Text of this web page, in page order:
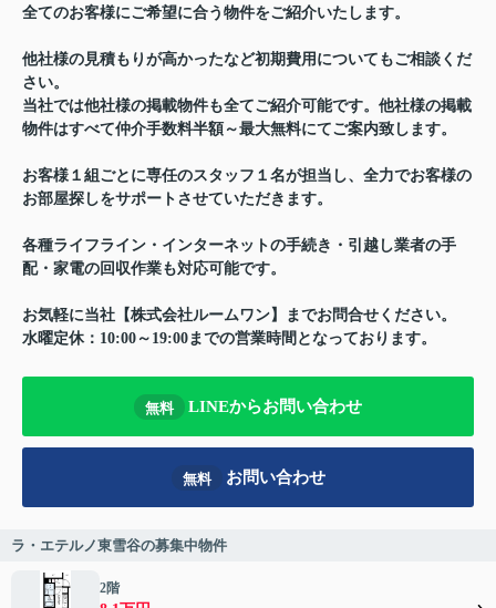
全てのお客様にご希望に合う物件をご紹介いたします。
他社様の見積もりが高かったなど初期費用についてもご相談くだ
さい。
当社では他社様の掲載物件も全てご紹介可能です。他社様の掲載
物件はすべて仲介手数料半額～最大無料にてご案内致します。
お客様１組ごとに専任のスタッフ１名が担当し、全力でお客様の
お部屋探しをサポートさせていただきます。
各種ライフライン・インターネットの手続き・引越し業者の手
配・家電の回収作業も対応可能です。
お気軽に当社【株式会社ルームワン】までお問合せください。
水曜定休：10:00～19:00までの営業時間となっております。
無料 LINEからお問い合わせ
無料 お問い合わせ
ラ・エテルノ東雪谷の募集中物件
2階